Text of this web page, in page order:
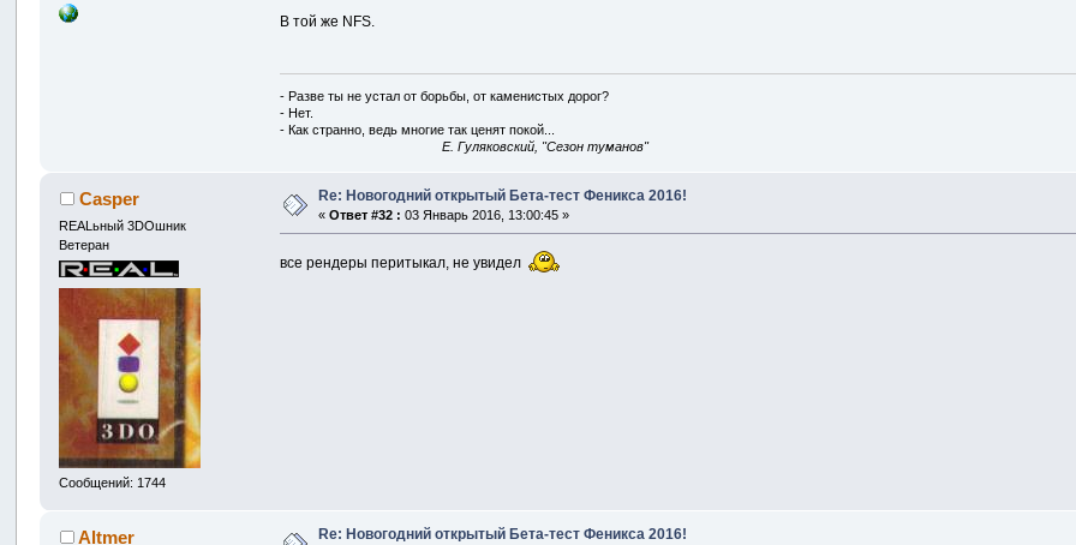
В той же NFS.
- Разве ты не устал от борьбы, от каменистых дорог?
- Нет.
- Как странно, ведь многие так ценят покой...
E. Гуляковский, "Сезон туманов"
Casper
REALьный 3DOшник
Ветеран
Сообщений: 1744
Re: Новогодний открытый Бета-тест Феникса 2016!
«Ответ #32 : 03 Январь 2016, 13:00:45 »
все рендеры перитыкал, не увидел
Altmer Re: Новогодний открытый Бета-тест Феникса 2016!